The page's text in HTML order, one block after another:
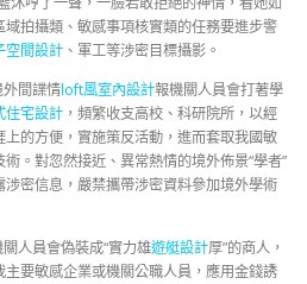
拍攝類、敏感事項核實類的任務要進步警
空間設計 、軍工等涉密目標攝影。
外間諜情loft風室內設計報機關人員會打著學
住宅設計 ，頻繁收支高校、科研院所，以經
的方便，實施策反活動，進而套取我國敏
。對忽然接近、異常熱情的境外佈景“學者”
密信息，嚴禁攜帶涉密資料參加境外學術
人員會偽裝成“實力雄遊艇設計厚”的商人，
要敏感企業或機關公職人員，應用金錢誘